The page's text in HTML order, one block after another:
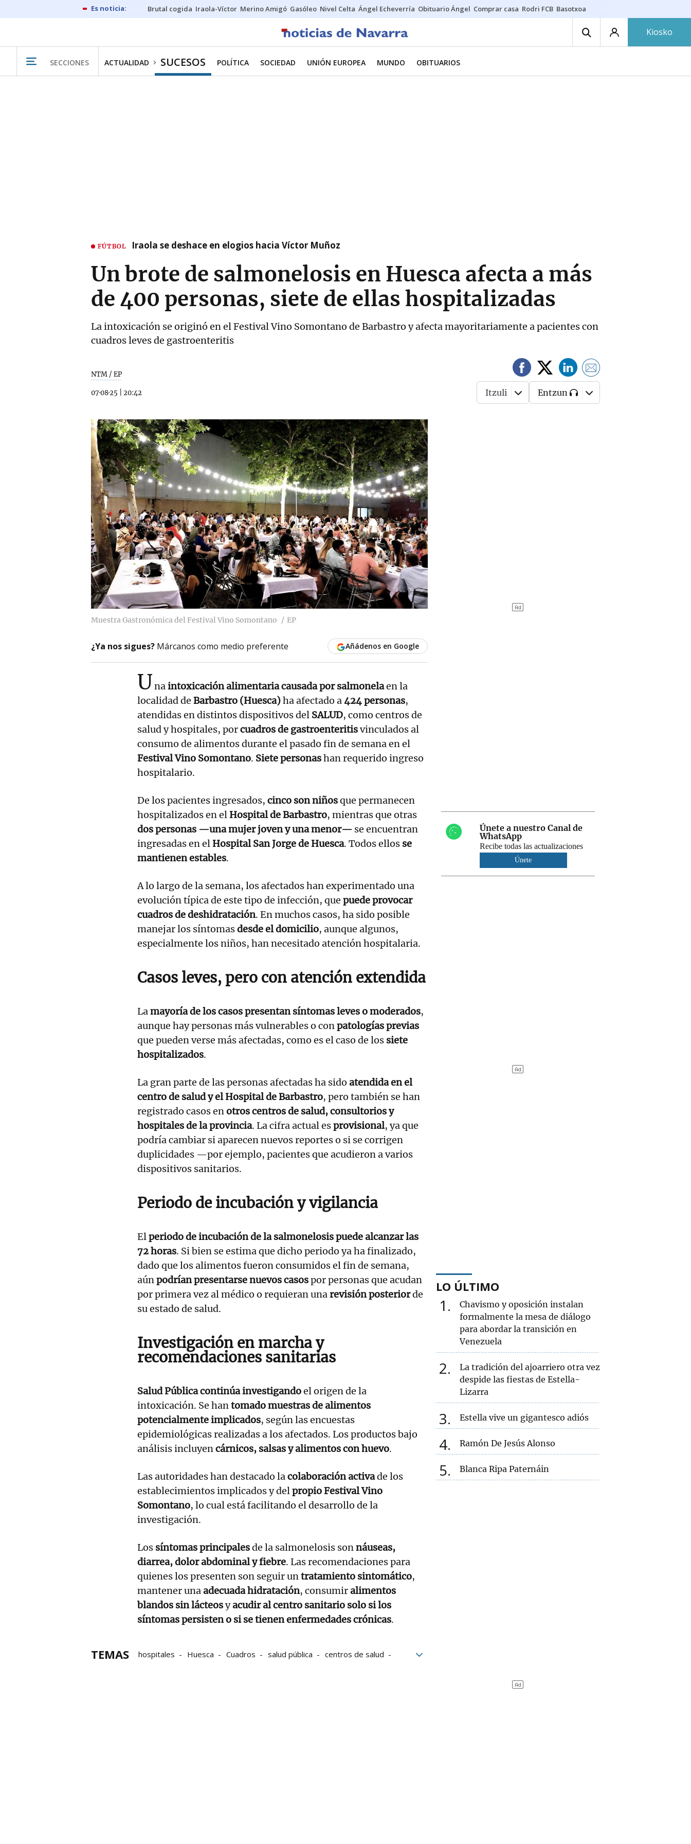
Brutal cogida Iraola-Víctor Merino Amigó Gasóleo Nivel Celta Ángel Echeverría Obituario Ángel Comprar casa Rodri FCB Basotxoa
Kiosko
SECCIONES ACTUALIDAD SUCESOS POLÍTICA SOCIEDAD UNIÓN EUROPEA MUNDO OBITUARIOS
FÚTBOL Iraola se deshace en elogios hacia Víctor Muñoz
Un brote de salmonelosis en Huesca afecta a más
de 400 personas, siete de ellas hospitalizadas
La intoxicación se originó en el Festival Vino Somontano de Barbastro y afecta mayoritariamente a pacientes con
cuadros leves de gastroenteritis
NTM / EP
07·08·25 20:42 Itzuli Entzun
Muestra Gastronómica del Festival Vino Somontano EP
¿Ya nos sigues? Márcanos como medio preferente Añádenos en Google
Unaintoxicación alimentaria causada por salmonelaen la
localidad de Barbastro (Huesca)ha afectado a424 personas,
atendidas en distintos dispositivos del SALUD, como centros de
salud y hospitales, porcuadros de gastroenteritisvinculados al
consumo de alimentos durante el pasado fin de semana en el
Festival Vino Somontano. Siete personashan requerido ingreso
hospitalario.
De los pacientes ingresados, cinco son niñosque permanecen
hospitalizados en el Hospital de Barbastro, mientras que otras
dos personas —una mujer joven y una menor— se encuentran
ingresadas en el Hospital San Jorge de Huesca. Todos ellos se
mantienen estables.
A lo largo de la semana, los afectados han experimentado una
evolución típica de este tipo de infección, que puede provocar
cuadros de deshidratación. En muchos casos, ha sido posible
manejar los síntomasdesde el domicilio, aunque algunos,
especialmente los niños, han necesitado atención hospitalaria.
Casos leves, pero con atención extendida
Lamayoría de los casos presentan síntomas leves o moderados,
aunque hay personas más vulnerables o conpatologías previas
que pueden verse más afectadas, como es el caso de los siete
hospitalizados.
La gran parte de las personas afectadas ha sido atendida en el
centro de salud y el Hospital de Barbastro, pero también se han
registrado casos enotros centros de salud, consultorios y
hospitales de la provincia. La cifra actual esprovisional, ya que
podría cambiar si aparecen nuevos reportes o si se corrigen
duplicidades —por ejemplo, pacientes que acudieron a varios
dispositivos sanitarios.
Periodo de incubación y vigilancia
Elperiodo de incubación de la salmonelosis puede alcanzar las
72 horas. Si bien se estima que dicho periodo ya ha finalizado,
dado que los alimentos fueron consumidos el fin de semana,
aúnpodrían presentarse nuevos casospor personas que acudan
por primera vez al médico o requieran unarevisión posteriorde
su estado de salud.
Investigación en marcha y
recomendaciones sanitarias
Salud Pública continúa investigandoel origen de la
intoxicación. Se hantomado muestras de alimentos
potencialmente implicados, según las encuestas
epidemiológicas realizadas a los afectados. Los productos bajo
análisis incluyencárnicos, salsas y alimentos con huevo.
Las autoridades han destacado lacolaboración activade los
establecimientos implicados y delpropio Festival Vino
Somontano, lo cual está facilitando el desarrollo de la
investigación.
Los síntomas principalesde la salmonelosis sonnáuseas,
diarrea, dolor abdominal y fiebre. Las recomendaciones para
quienes los presenten son seguir untratamiento sintomático,
mantener unaadecuada hidratación, consumiralimentos
blandos sin lácteosyacudir al centro sanitario solo si los
síntomas persisten o si se tienen enfermedades crónicas.
TEMAS hospitales Huesca Cuadros salud pública
centros de salud
Únete a nuestro Canal de
WhatsApp
Recibe todas las actualizaciones
Únete
LO ÚLTIMO
1
Chavismo y oposición instalan
formalmente la mesa de diálogo
para abordar la transición en
Venezuela
2
La tradición del ajoarriero otra vez
despide las fiestas de Estella-
Lizarra
3 Estella vive un gigantesco adiós
4 Ramón De Jesús Alonso
5 Blanca Ripa Paternáin